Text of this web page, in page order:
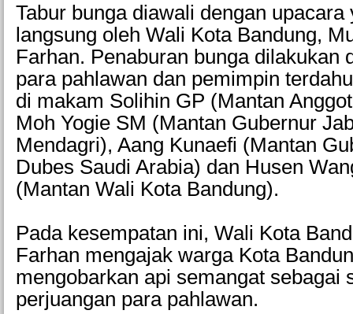
Tabur bunga diawali dengan upacara
langsung oleh Wali Kota Bandung,
Farhan. Penaburan bunga dilakukan
para pahlawan dan pemimpin
di makam Solihin GP (Mantan
Moh Yogie SM (Mantan Gubernur
Mendagri), Aang Kunaefi (Mantan
Dubes Saudi Arabia) dan Husen
(Mantan Wali Kota Bandung).
Pada kesempatan ini, Wali Kota
Farhan mengajak warga Kota
mengobarkan api semangat sebagai
perjuangan para pahlawan.